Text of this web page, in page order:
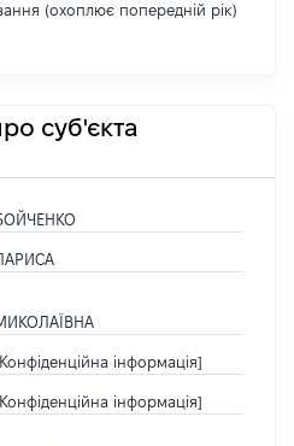
(охоплює попередній рік)
суб'єкта
інформація]
інформація]